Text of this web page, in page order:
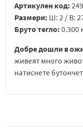
Артикулен код:
Размери: Ш: 2 / В:
Бруто тегло: 0.300
Добре дошли в
живеят много
натиснете